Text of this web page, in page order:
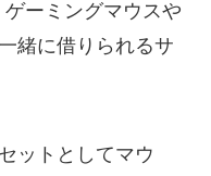
ーミングマウスや
緒に借りられるサ
ットとしてマウ